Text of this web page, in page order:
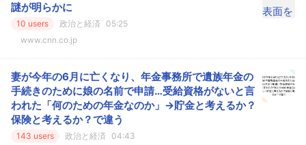
謎が明らかに
10 users 政治と経済
05:25
www.cnn.co.jp
妻が今年の6月に亡くなり、年金事務所で遺族年金の
手続きのために娘の名前で申請…受給資格がないと言
われた「何のための年金なのか」→貯金と考えるか？
保険と考えるか？で違う
143 users 政治と経済
04:43